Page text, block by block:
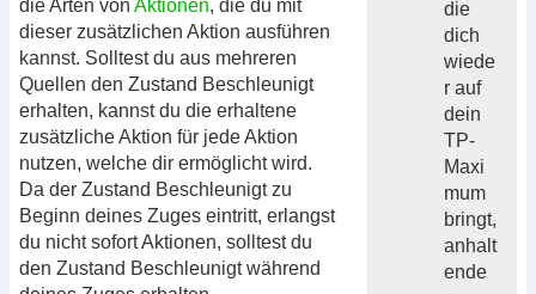
die
dich
wiede
r auf
dein
TP-
Maxi
mum
bringt,
anhalt
ende
die Arten von Aktionen, die du mit
dieser zusätzlichen Aktion ausführen
kannst. Solltest du aus mehreren
Quellen den Zustand Beschleunigt
erhalten, kannst du die erhaltene
zusätzliche Aktion für jede Aktion
nutzen, welche dir ermöglicht wird.
Da der Zustand Beschleunigt zu
Beginn deines Zuges eintritt, erlangst
du nicht sofort Aktionen, solltest du
den Zustand Beschleunigt während